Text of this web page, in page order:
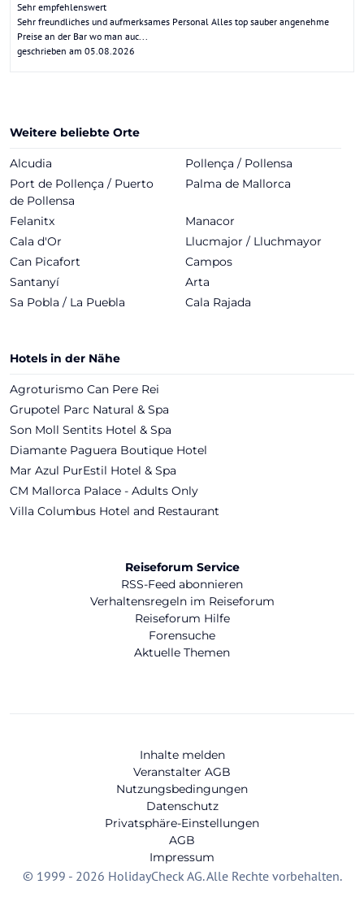
Sehr empfehlenswert
Sehr freundliches und aufmerksames Personal Alles top sauber angenehme
Preise an der Bar wo man auc...
geschrieben am 05.08.2026
Weitere beliebte Orte
Alcudia
Pollença / Pollensa
Port de Pollença / Puerto
de Pollensa
Palma de Mallorca
Felanitx
Manacor
Cala d'Or
Llucmajor / Lluchmayor
Can Picafort
Campos
Santanyí
Arta
Sa Pobla / La Puebla
Cala Rajada
Hotels in der Nähe
Agroturismo Can Pere Rei
Grupotel Parc Natural & Spa
Son Moll Sentits Hotel & Spa
Diamante Paguera Boutique Hotel
Mar Azul PurEstil Hotel & Spa
CM Mallorca Palace - Adults Only
Villa Columbus Hotel and Restaurant
Reiseforum Service
RSS-Feed abonnieren
Verhaltensregeln im Reiseforum
Reiseforum Hilfe
Forensuche
Aktuelle Themen
Inhalte melden
Veranstalter AGB
Nutzungsbedingungen
Datenschutz
Privatsphäre-Einstellungen
AGB
Impressum
© 1999 - 2026 HolidayCheck AG. Alle Rechte vorbehalten.